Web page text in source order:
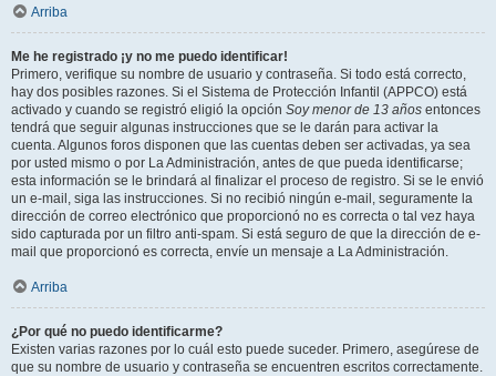
Arriba
Me he registrado ¡y no me puedo identificar!
Primero, verifique su nombre de usuario y contraseña. Si todo está correcto,
hay dos posibles razones. Si el Sistema de Protección Infantil (APPCO) está
activado y cuando se registró eligió la opción Soy menor de 13 años entonces
tendrá que seguir algunas instrucciones que se le darán para activar la
cuenta. Algunos foros disponen que las cuentas deben ser activadas, ya sea
por usted mismo o por La Administración, antes de que pueda identificarse;
esta información se le brindará al finalizar el proceso de registro. Si se le envió
un e-mail, siga las instrucciones. Si no recibió ningún e-mail, seguramente la
dirección de correo electrónico que proporcionó no es correcta o tal vez haya
sido capturada por un filtro anti-spam. Si está seguro de que la dirección de e-
mail que proporcionó es correcta, envíe un mensaje a La Administración.
Arriba
¿Por qué no puedo identificarme?
Existen varias razones por lo cuál esto puede suceder. Primero, asegúrese de
que su nombre de usuario y contraseña se encuentren escritos correctamente.